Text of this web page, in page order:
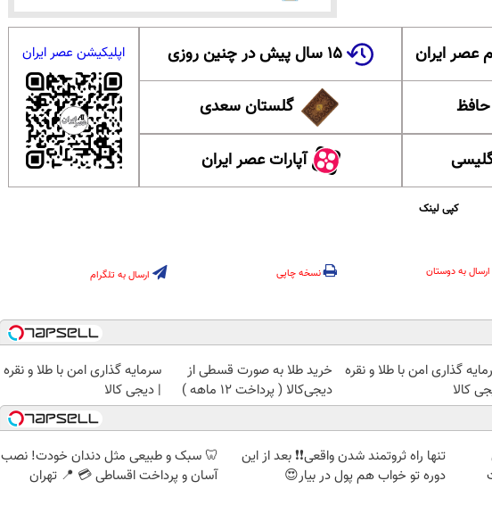
عصر ایران ۱۵ سال پیش در چنین روزی
حافظ گلستان سعدی
آپارات عصر ایران
اپلیکیشن عصر ایران
کپی لینک
ارسال به دوستان نسخه چاپی ارسال به تلگرام
گذاری امن با طلا و نقره
کالا
خرید طلا به صورت قسطی از
دیجی‌کالا ( پرداخت 12 ماهه )
سرمایه گذاری امن با طلا و نقره
| دیجی کالا
تنها راه ثروتمند شدن واقعی❗❗ بعد از این
دوره تو خواب هم پول در بیار😍
🦷 سبک و طبیعی مثل دندان خودت! نصب
آسان و پرداخت اقساطی 💳 📍 تهران